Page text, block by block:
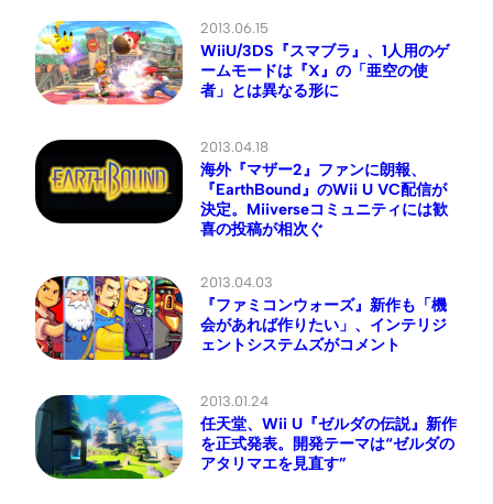
2013.06.15
WiiU/3DS『スマブラ』、1人用のゲ
ームモードは『X』の「亜空の使
者」とは異なる形に
2013.04.18
海外『マザー2』ファンに朗報、
『EarthBound』のWii U VC配信が
決定。Miiverseコミュニティには歓
喜の投稿が相次ぐ
2013.04.03
『ファミコンウォーズ』新作も「機
会があれば作りたい」、インテリジ
ェントシステムズがコメント
2013.01.24
任天堂、Wii U『ゼルダの伝説』新作
を正式発表。開発テーマは“ゼルダの
アタリマエを見直す”